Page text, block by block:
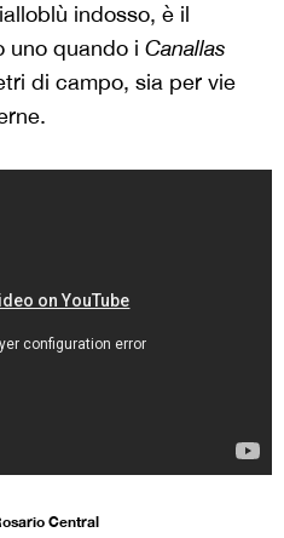
indosso, è il
uno quando i Canallas
di campo, sia per vie
Central